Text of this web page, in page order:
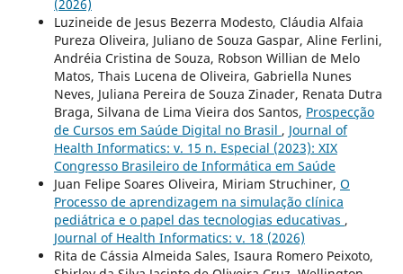
(2026)
Luzineide de Jesus Bezerra Modesto, Cláudia Alfaia
Pureza Oliveira, Juliano de Souza Gaspar, Aline Ferlini,
Andréia Cristina de Souza, Robson Willian de Melo
Matos, Thais Lucena de Oliveira, Gabriella Nunes
Neves, Juliana Pereira de Souza Zinader, Renata Dutra
Braga, Silvana de Lima Vieira dos Santos, Prospecção
de Cursos em Saúde Digital no Brasil , Journal of
Health Informatics: v. 15 n. Especial (2023): XIX
Congresso Brasileiro de Informática em Saúde
Juan Felipe Soares Oliveira, Miriam Struchiner, O
Processo de aprendizagem na simulação clínica
pediátrica e o papel das tecnologias educativas ,
Journal of Health Informatics: v. 18 (2026)
Rita de Cássia Almeida Sales, Isaura Romero Peixoto,